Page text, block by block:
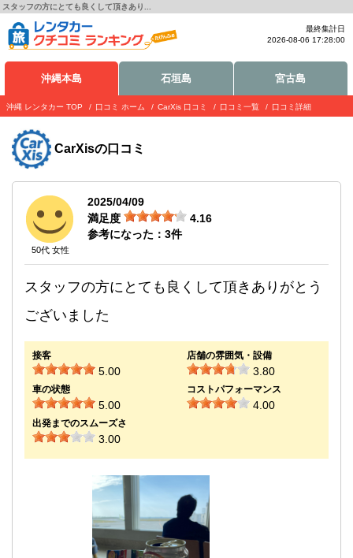
スタッフの方にとても良くして頂きあり...
最終集計日
2026-08-06 17:28:00
沖縄本島 石垣島 宮古島
沖縄 レンタカー TOP 口コミ ホーム CarXis 口コミ 口コミ一覧 口コミ詳細
CarXisの口コミ
50代 女性
2025/04/09
満足度
4.16
参考になった： 3件
スタッフの方にとても良くして頂きありがとう
ございました
接客
5.00
店舗の雰囲気・設備
3.80
車の状態
5.00
コストパフォーマンス
4.00
出発までのスムーズさ
3.00